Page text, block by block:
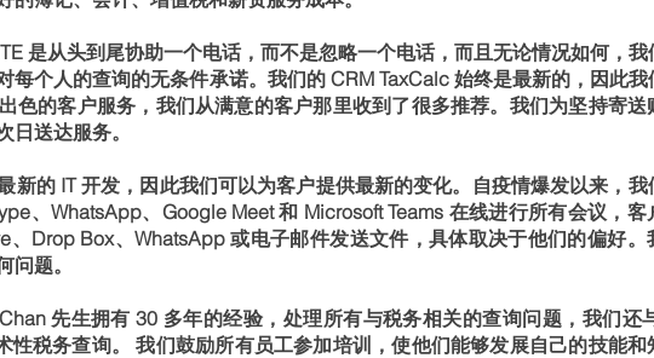
是从头到尾协助一个电话，而不是忽略一个电话，而且无论情况如何，我
每个人的查询的无条件承诺。我们的 CRM TaxCalc 始终是最新的，因此我
色的客户服务，我们从满意的客户那里收到了很多推荐。 我们为坚持寄送
送达服务。
新的 IT 开发，因此我们可以为客户提供最新的变化。自疫情爆发以来，我
、WhatsApp、Google Meet 和 Microsoft Teams 在线进行所有会议，客
、Drop Box、WhatsApp 或电子邮件发送文件，具体取决于他们的偏好。
题。
先生拥有 30 多年的经验，处理所有与税务相关的查询问题，我们还
税务查询。
我们鼓励所有员工参加培训，使他们能够发展自己的技能和